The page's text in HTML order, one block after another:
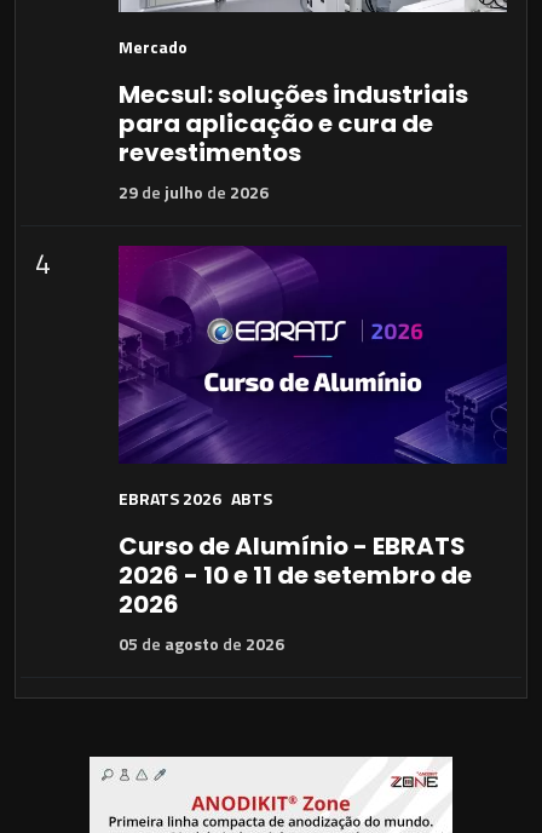
Mercado
Mecsul: soluções industriais
para aplicação e cura de
revestimentos
29de julho de 2026
4
EBRATS 2026 ABTS
Curso de Alumínio - EBRATS
2026 - 10 e 11 de setembro de
2026
05 de agosto de 2026